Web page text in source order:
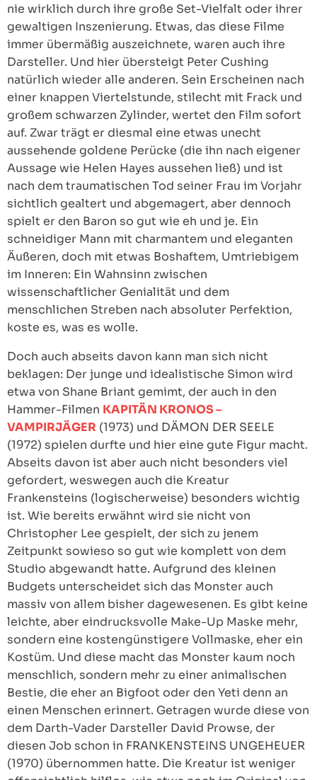
nie wirklich durch ihre große Set-Vielfalt oder ihrer
gewaltigen Inszenierung. Etwas, das diese Filme
immer übermäßig auszeichnete, waren auch ihre
Darsteller. Und hier übersteigt Peter Cushing
natürlich wieder alle anderen. Sein Erscheinen nach
einer knappen Viertelstunde, stilecht mit Frack und
großem schwarzen Zylinder, wertet den Film sofort
auf. Zwar trägt er diesmal eine etwas unecht
aussehende goldene Perücke (die ihn nach eigener
Aussage wie Helen Hayes aussehen ließ) und ist
nach dem traumatischen Tod seiner Frau im Vorjahr
sichtlich gealtert und abgemagert, aber dennoch
spielt er den Baron so gut wie eh und je. Ein
schneidiger Mann mit charmantem und eleganten
Äußeren, doch mit etwas Boshaftem, Umtriebigem
im Inneren: Ein Wahnsinn zwischen
wissenschaftlicher Genialität und dem
menschlichen Streben nach absoluter Perfektion,
koste es, was es wolle.
Doch auch abseits davon kann man sich nicht
beklagen: Der junge und idealistische Simon wird
etwa von Shane Briant gemimt, der auch in den
Hammer-Filmen KAPITÄN KRONOS –
VAMPIRJÄGER (1973) und DÄMON DER SEELE
(1972) spielen durfte und hier eine gute Figur macht.
Abseits davon ist aber auch nicht besonders viel
gefordert, weswegen auch die Kreatur
Frankensteins (logischerweise) besonders wichtig
ist. Wie bereits erwähnt wird sie nicht von
Christopher Lee gespielt, der sich zu jenem
Zeitpunkt sowieso so gut wie komplett von dem
Studio abgewandt hatte. Aufgrund des kleinen
Budgets unterscheidet sich das Monster auch
massiv von allem bisher dagewesenen. Es gibt keine
leichte, aber eindrucksvolle Make-Up Maske mehr,
sondern eine kostengünstigere Vollmaske, eher ein
Kostüm. Und diese macht das Monster kaum noch
menschlich, sondern mehr zu einer animalischen
Bestie, die eher an Bigfoot oder den Yeti denn an
einen Menschen erinnert. Getragen wurde diese von
dem Darth-Vader Darsteller David Prowse, der
diesen Job schon in FRANKENSTEINS UNGEHEUER
(1970) übernommen hatte. Die Kreatur ist weniger